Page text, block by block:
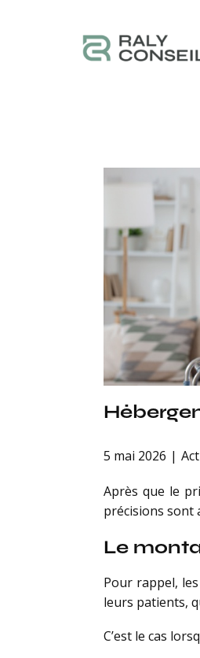
5 mai 2026
Après que le
précisions sont
Le
Pour rappel,
leurs patients,
C’est le cas